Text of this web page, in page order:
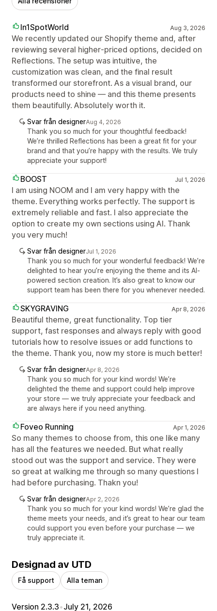
In1SpotWorld Aug 3, 2026
We recently updated our Shopify theme and, after
reviewing several higher‑priced options, decided on
Reflections. The setup was intuitive, the
customization was clean, and the final result
transformed our storefront. As a visual brand, our
products need to shine — and this theme presents
them beautifully. Absolutely worth it.
Svar från designerAug 4, 2026
Thank you so much for your thoughtful feedback!
We’re thrilled Reflections has been a great fit for your
brand and that you’re happy with the results. We truly
appreciate your support!
BOOST Jul 1, 2026
I am using NOOM and I am very happy with the
theme. Everything works perfectly. The support is
extremely reliable and fast. I also appreciate the
option to create my own sections using AI. Thank
you very much!
Svar från designerJul 1, 2026
Thank you so much for your wonderful feedback! We’re
delighted to hear you’re enjoying the theme and its AI-
powered section creation. It’s also great to know our
support team has been there for you whenever needed.
SKYGRAVING Apr 8, 2026
Beautiful theme, great functionality. Top tier
support, fast responses and always reply with good
tutorials how to resolve issues or add functions to
the theme. Thank you, now my store is much better!
Svar från designerApr 8, 2026
Thank you so much for your kind words! We’re
delighted the theme and support could help improve
your store — we truly appreciate your feedback and
are always here if you need anything.
Foveo Running Apr 1, 2026
So many themes to choose from, this one like many
has all the features we needed. But what really
stood out was the support and service. They were
so great at walking me through so many questions I
had before purchasing. Thakn you!
Svar från designerApr 2, 2026
Thank you so much for your kind words! We’re glad the
theme meets your needs, and it’s great to hear our team
could support you even before your purchase — we
truly appreciate it.
Designad av UTD
Få support Alla teman
Version 2.3.3•July 21, 2026